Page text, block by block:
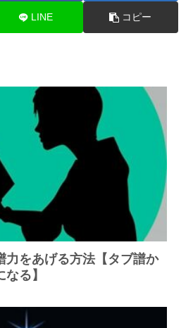
LINE コピー
力をあげる方法【タブ譜か
る】